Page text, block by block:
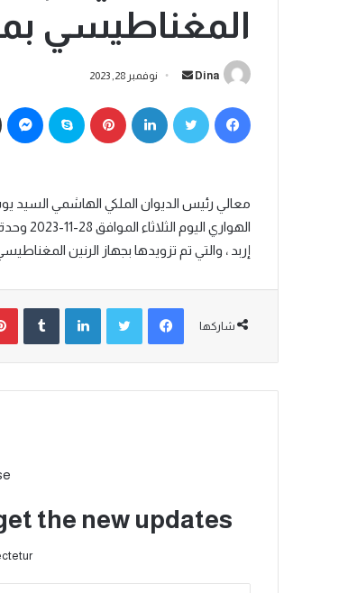
المغناطيسي
Dina نوفمبر 28, 2023
معالي رئيس الديوان الملكي الهاشمي
إربد ، والتي تم تزويدها بجهاز الرنين
شاركها
the new updates!